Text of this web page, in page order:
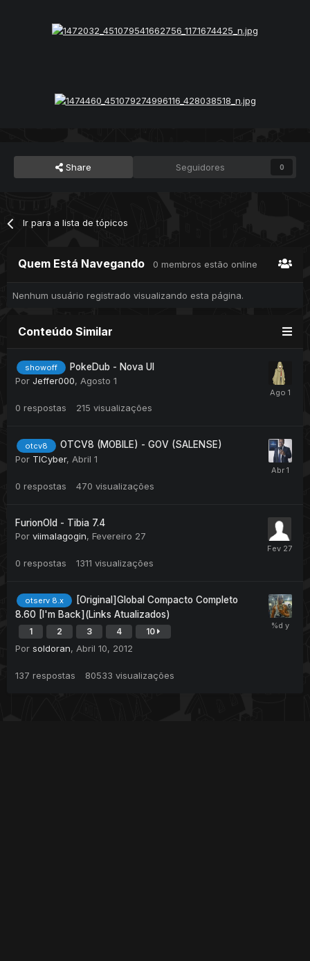
Share Seguidores 0
Ir para a lista de tópicos
Quem Está Navegando 0 membros estão online
Nenhum usuário registrado visualizando esta página.
Conteúdo Similar
showoff
PokeDub - Nova UI
Por Jeffer000, Agosto 1
0 respostas 215 visualizações
otcv8
OTCV8 (MOBILE) - GOV (SALENSE)
Por TICyber, Abril 1
0 respostas 470 visualizações
FurionOld - Tibia 7.4
Por viimalagogin, Fevereiro 27
0 respostas 1311 visualizações
otserv 8.x
[Original]Global Compacto Completo
8.60 [I'm Back](Links Atualizados)
1 2 3 4 10
Por soldoran, Abril 10, 2012
137 respostas 80533 visualizações